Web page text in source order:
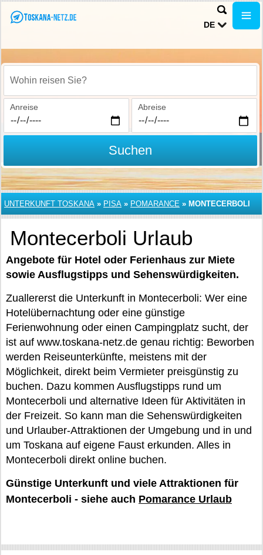
DE
Wohin reisen Sie?
Anreise Abreise
Suchen
UNTERKUNFT TOSKANA » PISA » POMARANCE » MONTECERBOLI
Montecerboli Urlaub
Angebote für Hotel oder Ferienhaus zur Miete
sowie Ausflugstipps und Sehenswürdigkeiten.
Zuallererst die Unterkunft in Montecerboli: Wer eine
Hotelübernachtung oder eine günstige
Ferienwohnung oder einen Campingplatz sucht, der
ist auf www.toskana-netz.de genau richtig: Beworben
werden Reiseunterkünfte, meistens mit der
Möglichkeit, direkt beim Vermieter preisgünstig zu
buchen. Dazu kommen Ausflugstipps rund um
Montecerboli und alternative Ideen für Aktivitäten in
der Freizeit. So kann man die Sehenswürdigkeiten
und Urlauber-Attraktionen der Umgebung und in und
um Toskana auf eigene Faust erkunden. Alles in
Montecerboli direkt online buchen.
Günstige Unterkunft und viele Attraktionen für
Montecerboli - siehe auch Pomarance Urlaub